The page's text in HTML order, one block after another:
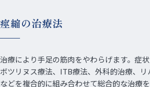
痙縮の治療法
治療により手足の筋肉をやわらげます。症状
ボツリヌス療法、ITB療法、外科的治療、
などを複合的に組み合わせて総合的な治療